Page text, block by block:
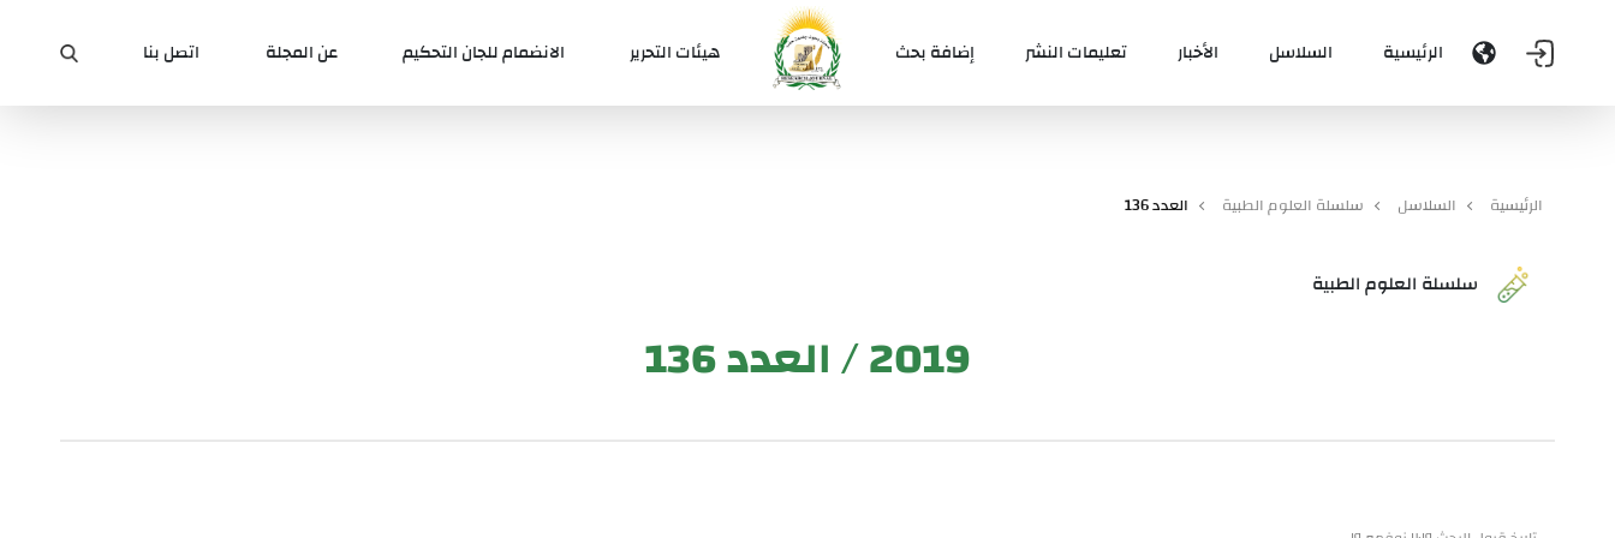
الرئيسية السلاسل الأخبار تعليمات النشر إضافة بحث هيئات التحرير الانضمام للجان التحكيم عن المجلة اتصل بنا
الرئيسية السلاسل سلسلة العلوم الطبية العدد 136
سلسلة العلوم الطبية
2019 / العدد 136